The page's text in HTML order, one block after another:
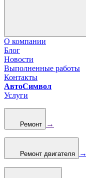
О компании
Блог
Новости
Выполненные работы
Контакты
АвтоСимвол
Услуги
Ремонт →
Ремонт двигателя →